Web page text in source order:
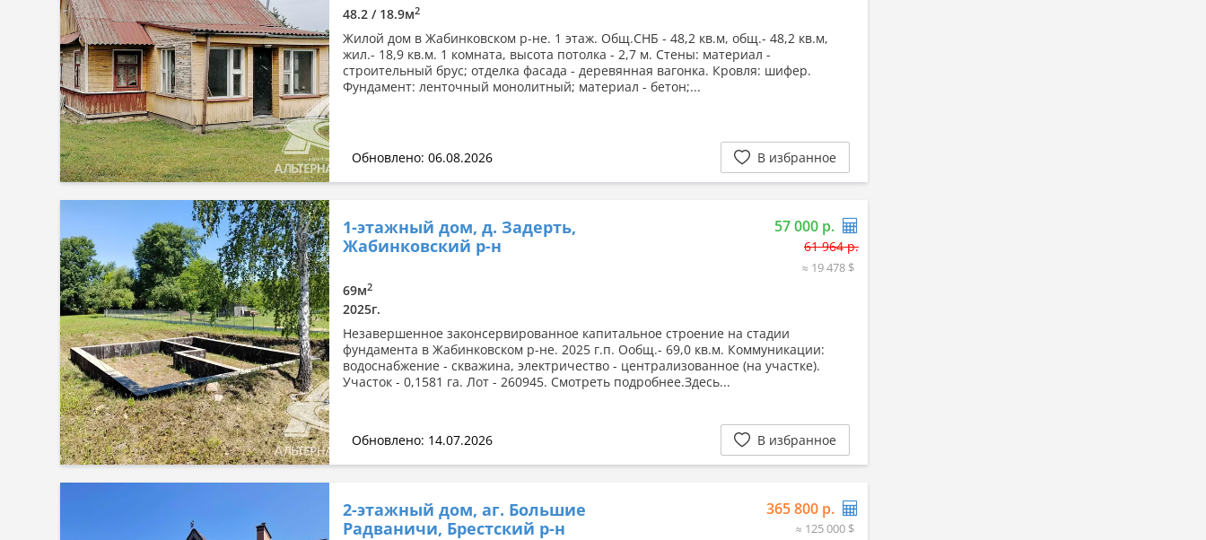
48.2 / 18.9м2
Жилой дом в Жабинковском р-не. 1 этаж. Общ.СНБ - 48,2 кв.м, общ.- 48,2 кв.м,
жил.- 18,9 кв.м. 1 комната, высота потолка - 2,7 м. Стены: материал -
строительный брус; отделка фасада - деревянная вагонка. Кровля: шифер.
Фундамент: ленточный монолитный; материал - бетон;...
Обновлено: 06.08.2026 В избранное
1-этажный дом, д. Задерть,
Жабинковский р-н
57 000 р.
61 964 р.
≈ 19 478 $
69м2
2025г.
Незавершенное законсервированное капитальное строение на стадии
фундамента в Жабинковском р-не. 2025 г.п. Ообщ.- 69,0 кв.м. Коммуникации:
водоснабжение - скважина, электричество - централизованное (на участке).
Участок - 0,1581 га. Лот - 260945. Смотреть подробнее.Здесь...
Обновлено: 14.07.2026 В избранное
2-этажный дом, аг. Большие
Радваничи, Брестский р-н
365 800 р.
≈ 125 000 $